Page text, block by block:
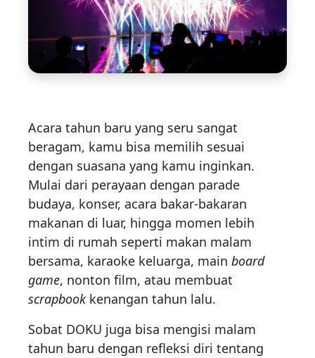
Acara tahun baru yang seru sangat
beragam, kamu bisa memilih sesuai
dengan suasana yang kamu inginkan.
Mulai dari perayaan dengan parade
budaya, konser, acara bakar-bakaran
makanan di luar, hingga momen lebih
intim di rumah seperti makan malam
bersama, karaoke keluarga, main board
game, nonton film, atau membuat
scrapbookkenangan tahun lalu.
Sobat DOKU juga bisa mengisi malam
tahun baru dengan refleksi diri tentang